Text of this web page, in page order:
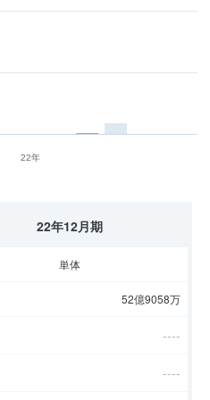
22年
22年12月期
単体
52億9058万
----
----